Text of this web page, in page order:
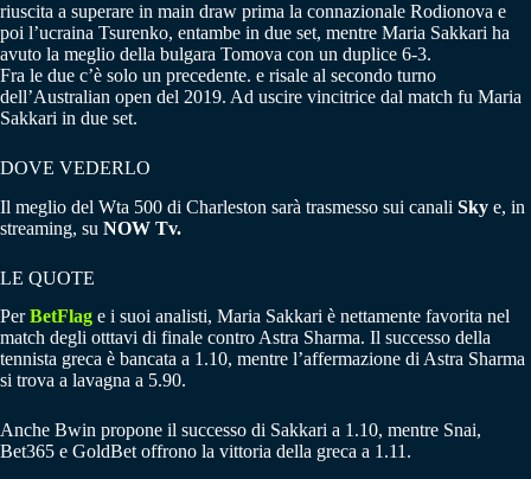
riuscita a superare in main draw prima la connazionale Rodionova e
poi l’ucraina Tsurenko, entambe in due set, mentre Maria Sakkari ha
avuto la meglio della bulgara Tomova con un duplice 6-3.
Fra le due c’è solo un precedente. e risale al secondo turno
dell’Australian open del 2019. Ad uscire vincitrice dal match fu Maria
Sakkari in due set.
DOVE VEDERLO
Il meglio del Wta 500 di Charleston sarà trasmesso sui canali Sky e, in
streaming, su NOW Tv.
LE QUOTE
PerBetFlag e i suoi analisti, Maria Sakkari è nettamente favorita nel
match degli otttavi di finale contro Astra Sharma. Il successo della
tennista greca è bancata a 1.10, mentre l’affermazione di Astra Sharma
si trova a lavagna a 5.90.
Anche Bwin propone il successo di Sakkari a 1.10, mentre Snai,
Bet365 e GoldBet offrono la vittoria della greca a 1.11.